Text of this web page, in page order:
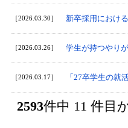
［2026.03.30］ 新卒採用におけ
［2026.03.26］ 学生が持つやり
［2026.03.17］ 「27卒学生の就
2593件中 11 件目